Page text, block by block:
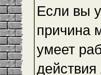
Если вы
причина
умеет